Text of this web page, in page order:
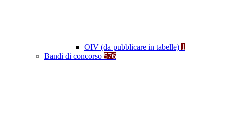
OIV (da pubblicare in tabelle) 1
Bandi di concorso 576